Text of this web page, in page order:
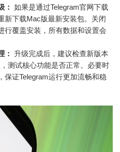
： 如果是通过Telegram官网下载
新下载Mac版最新安装包。关闭
行覆盖安装，所有数据和设置会
：
升级完成后，建议检查新版本
测试核心功能是否正常。必要时
保证Telegram运行更加流畅和稳